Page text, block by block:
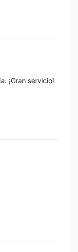
¡Gran servicio!